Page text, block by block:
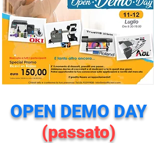
OPEN DEMO DAY
(passato)